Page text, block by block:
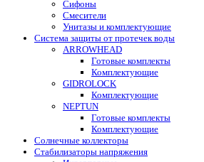
Сифоны
Смесители
Унитазы и комплектующие
Система защиты от протечек воды
ARROWHEAD
Готовые комплекты
Комплектующие
GIDROLOCK
Комплектующие
NEPTUN
Готовые комплекты
Комплектующие
Солнечные коллекторы
Стабилизаторы напряжения